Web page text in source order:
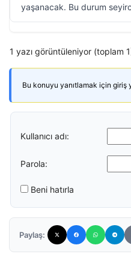
yaşanacak. Bu durum
1 yazı görüntüleniyor (toplam
Bu konuyu yanıtlamak için giriş
Kullanıcı adı:
Parola:
Beni hatırla
Paylaş: